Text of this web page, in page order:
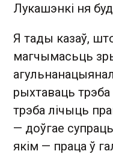
Лукашэнкі ня
Я тады казаў,
магчымасьць
рыхтаваць
трэба лічыць
— доўгае
якім — праца ў